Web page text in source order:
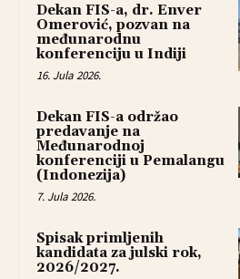
Dekan FIS-a, dr. Enver
Omerović, pozvan na
međunarodnu
konferenciju u Indiji
16. Jula 2026.
Dekan FIS-a održao
predavanje na
Međunarodnoj
konferenciji u Pemalangu
(Indonezija)
7. Jula 2026.
Spisak primljenih
kandidata za julski rok,
2026/2027.